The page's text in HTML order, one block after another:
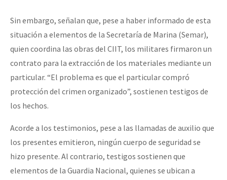
Sin embargo, señalan que, pese a haber informado de esta
situación a elementos de la Secretaría de Marina (Semar),
quien coordina las obras del CIIT, los militares firmaron un
contrato para la extracción de los materiales mediante un
particular. “El problema es que el particular compró
protección del crimen organizado”, sostienen testigos de
los hechos.
Acorde a los testimonios, pese a las llamadas de auxilio que
los presentes emitieron, ningún cuerpo de seguridad se
hizo presente. Al contrario, testigos sostienen que
elementos de la Guardia Nacional, quienes se ubican a